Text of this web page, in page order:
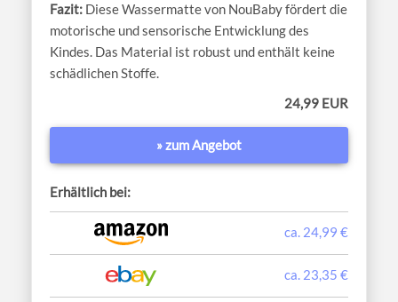
Diese Wassermatte von NouBaby fördert die
motorische und sensorische Entwicklung des
Kindes. Das Material ist robust und enthält keine
schädlichen Stoffe.
24,99 EUR
» zum Angebot
Erhältlich bei:
ca. 24,99 €
ca. 23,35 €